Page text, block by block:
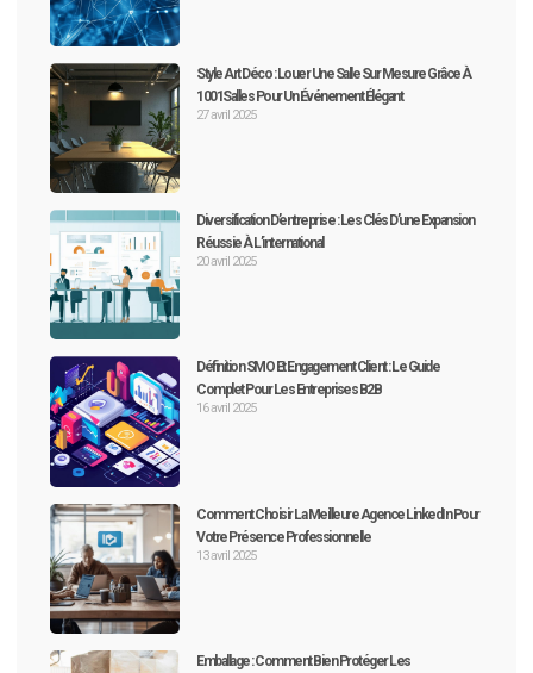
Style Art Déco : Louer Une Salle Sur Mesure Grâce À
1001Salles Pour Un Événement Élégant
27 avril 2025
Diversification D’entreprise : Les Clés D’une Expansion
Réussie À L’international
20 avril 2025
Définition SMO Et Engagement Client : Le Guide
Complet Pour Les Entreprises B2B
16 avril 2025
Comment Choisir La Meilleure Agence LinkedIn Pour
Votre Présence Professionnelle
13 avril 2025
Emballage : Comment Bien Protéger Les